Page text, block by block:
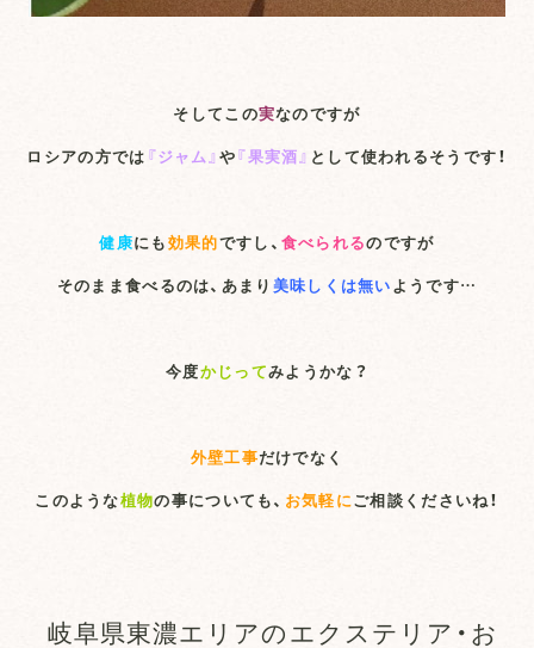
そしてこの実なのですが
ロシアの方では 『ジャム』や『果実酒』 として使われるそうです！
健康にも効果的ですし、 食べられるのですが
そのまま食べるのは、あまり 美味しくは無いようです…
今度かじってみようかな？
外壁工事だけでなく
このような植物の事についても、 お気軽にご相談くださいね！
岐阜県東濃エリアのエクステリア・お